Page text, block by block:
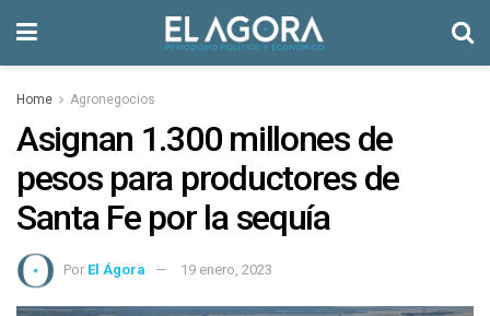
Home Agronegocios
Asignan 1.300 millones de
pesos para productores de
Santa Fe por la sequía
Por El Ágora 19 enero, 2023